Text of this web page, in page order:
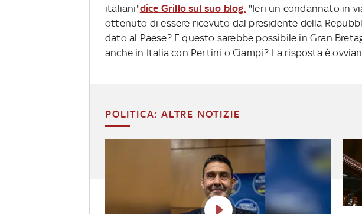
italiani"dice Grillo sul suo blog. "Ieri un condannato in
ottenuto di essere ricevuto dal presidente della
dato al Paese? E questo sarebbe possibile in Gran
anche in Italia con Pertini o Ciampi? La risposta è
POLITICA: ALTRE NOTIZIE